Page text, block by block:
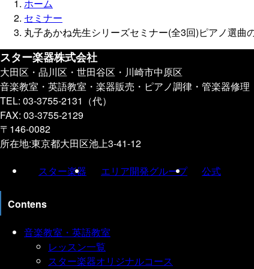
ホーム
セミナー
丸子あかね先生シリーズセミナー(全3回)ピアノ選
スター楽器株式会社
大田区・品川区・世田谷区・川崎市中原区
音楽教室・英語教室・楽器販売・ピアノ調律・管楽器修理
TEL: 03-3755-2131（代）
FAX: 03-3755-2129
〒146-0082
所在地:東京都大田区池上3-41-12
スター楽器
エリア開発グループ 公式
Contens
音楽教室・英語教室
レッスン一覧
スター楽器オリジナルコース